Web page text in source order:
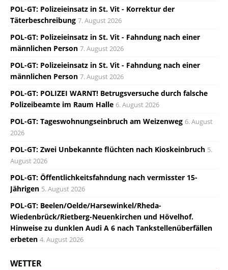
POL-GT: Polizeieinsatz in St. Vit - Korrektur der
Täterbeschreibung 7. August 2026
POL-GT: Polizeieinsatz in St. Vit - Fahndung nach einer
männlichen Person 7. August 2026
POL-GT: Polizeieinsatz in St. Vit - Fahndung nach einer
männlichen Person 7. August 2026
POL-GT: POLIZEI WARNT! Betrugsversuche durch falsche
Polizeibeamte im Raum Halle 6. August 2026
POL-GT: Tageswohnungseinbruch am Weizenweg 6. August
2026
POL-GT: Zwei Unbekannte flüchten nach Kioskeinbruch 5.
August 2026
POL-GT: Öffentlichkeitsfahndung nach vermisster 15-
Jährigen 5. August 2026
POL-GT: Beelen/Oelde/Harsewinkel/Rheda-
Wiedenbrück/Rietberg-Neuenkirchen und Hövelhof.
Hinweise zu dunklen Audi A 6 nach Tankstellenüberfällen
erbeten 4. August 2026
WETTER